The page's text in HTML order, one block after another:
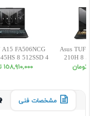
A15 FA506NCG
8 512SSD 4
FHD
١٥٨,٩١٠,٠٠٠ تومان
Asus TUF
210H 8
مشخصات فنی